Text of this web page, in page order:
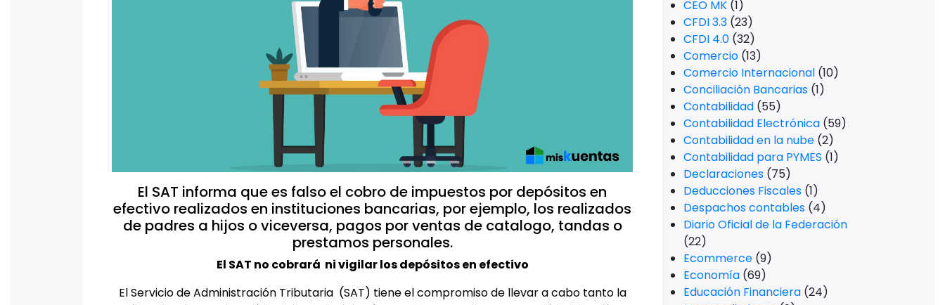
El SAT informa que es falso el cobro de impuestos por depósitos en
efectivo realizados en instituciones bancarias, por ejemplo, los realizados
de padres a hijos o viceversa, pagos por ventas de catalogo, tandas o
prestamos personales.
El SAT no cobrará ni vigilar los depósitos en efectivo
El Servicio de Administración Tributaria (SAT) tiene el compromiso de llevar a cabo tanto la
CEO MK (1)
CFDI 3.3 (23)
CFDI 4.0 (32)
Comercio (13)
Comercio Internacional (10)
Conciliación Bancarias (1)
Contabilidad (55)
Contabilidad Electrónica (59)
Contabilidad en la nube (2)
Contabilidad para PYMES (1)
Declaraciones (75)
Deducciones Fiscales (1)
Despachos contables (4)
Diario Oficial de la Federación
(22)
Ecommerce (9)
Economía (69)
Educación Financiera (24)